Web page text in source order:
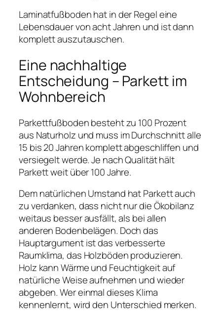
Laminatfußboden hat in der Regel eine
Lebensdauer von acht Jahren und ist dann
komplett auszutauschen.
Eine nachhaltige
Entscheidung – Parkett im
Wohnbereich
Parkettfußboden besteht zu 100 Prozent
aus Naturholz und muss im Durchschnitt alle
15 bis 20 Jahren komplett abgeschliffen und
versiegelt werde. Je nach Qualität hält
Parkett weit über 100 Jahre.
Dem natürlichen Umstand hat Parkett auch
zu verdanken, dass nicht nur die Ökobilanz
weitaus besser ausfällt, als bei allen
anderen Bodenbelägen. Doch das
Hauptargument ist das verbesserte
Raumklima, das Holzböden produzieren.
Holz kann Wärme und Feuchtigkeit auf
natürliche Weise aufnehmen und wieder
abgeben. Wer einmal dieses Klima
kennenlernt, wird den Unterschied merken.